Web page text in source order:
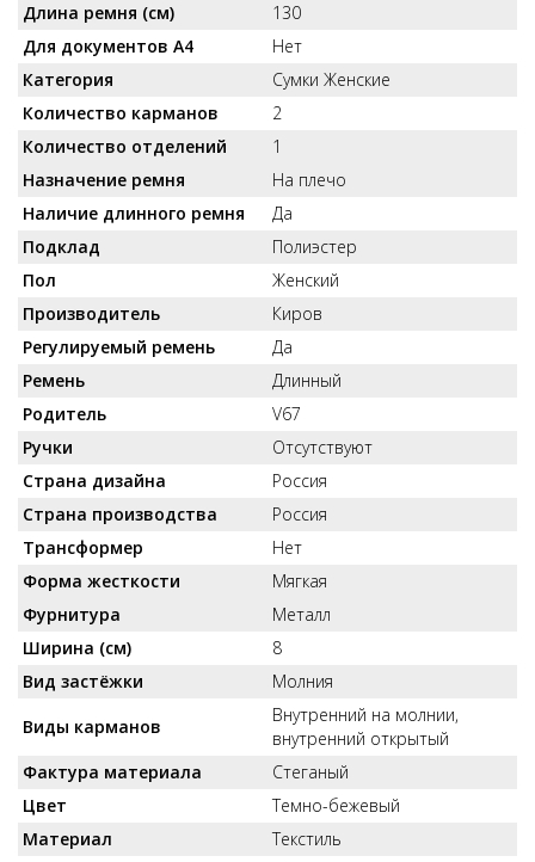
Длина ремня (см)
130
Для документов А4
Нет
Категория
Сумки Женские
Количество карманов
2
Количество отделений
1
Назначение ремня
На плечо
Наличие длинного ремня
Да
Подклад
Полиэстер
Пол
Женский
Производитель
Киров
Регулируемый ремень
Да
Ремень
Длинный
Родитель
V67
Ручки
Отсутствуют
Страна дизайна
Россия
Страна производства
Россия
Трансформер
Нет
Форма жесткости
Мягкая
Фурнитура
Металл
Ширина (см)
8
Вид застёжки
Молния
Виды карманов
Внутренний на молнии,
внутренний открытый
Фактура материала
Стеганый
Цвет
Темно-бежевый
Материал
Текстиль